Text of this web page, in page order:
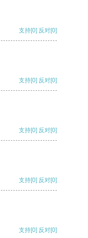
支持[0] 反对[0]
支持[0] 反对[0]
支持[0] 反对[0]
支持[0] 反对[0]
支持[0] 反对[0]